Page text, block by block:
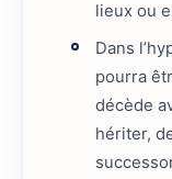
lieux ou
Dans
pourra
décède
hériter,